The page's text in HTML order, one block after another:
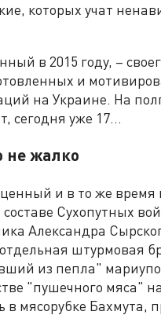
которых учат
в 2015 году, –
и
на Украине. На
сегодня уже 17…
не жалко
и в то же
Сухопутных
Александра
штурмовая
из пепла"
"пушечного мяса"
в мясорубке Бахмута,